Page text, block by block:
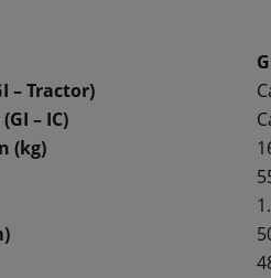
– Tractor)
– IC)
(kg)